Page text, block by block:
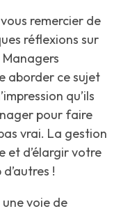
remercier de
réflexions sur
aborder ce sujet
qu’ils
pour faire
vrai. La gestion
et d’élargir votre
!
voie de